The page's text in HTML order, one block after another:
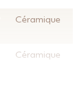
Céramique
Céramique